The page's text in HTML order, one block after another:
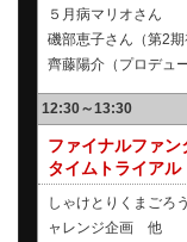
５月病マリオさん
磯部恵子さん（第2期
齊藤陽介（プロデュ
12:30～13:30
ファイナルファ
タイムトライアル
しゃけとりくまごろ
ャレンジ企画 他